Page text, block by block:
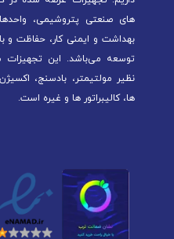
های صنعتی پتروشیمی،
بهداشت و ایمنی کار، حفاظت و
توسعه می‌باشد. این تجهیزات
نظیر مولتیمتر، بادسنج،
ها، کالیبراتور ها و غیره است.